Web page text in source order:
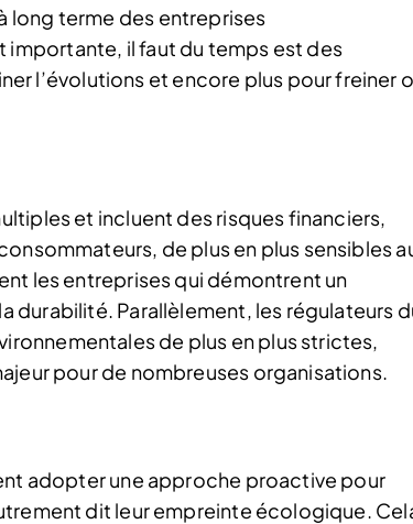
long terme des entreprises
importante, il faut du temps est des
l’évolutions et encore plus pour freiner
et incluent des risques financiers,
de plus en plus sensibles
les entreprises qui démontrent un
durabilité. Parallèlement, les régulateurs
de plus en plus strictes,
pour de nombreuses organisations.
adopter une approche proactive pour
dit leur empreinte écologique.